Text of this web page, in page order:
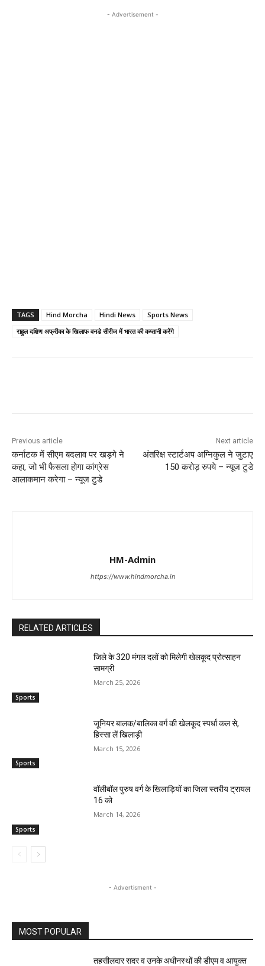
- Advertisement -
TAGS Hind Morcha Hindi News
Sports News
राहुल दक्षिण अफ्रीका के खिलाफ वनडे सीरीज में भारत की कप्तानी करेंगे
Previous article
कर्नाटक में सीएम बदलाव पर खड़गे ने
कहा, जो भी फैसला होगा कांग्रेस
आलाकमान करेगा – न्यूज टुडे
Next article
अंतरिक्ष स्टार्टअप अग्निकुल ने जुटाए
150 करोड़ रुपये – न्यूज टुडे
HM-Admin
https://www.hindmorcha.in
RELATED ARTICLES
Sports
जिले के 320 मंगल दलों को मिलेगी खेलकूद प्रोत्साहन
सामग्री
March 25, 2026
Sports
जूनियर बालक/बालिका वर्ग की खेलकूद स्पर्धा कल से,
हिस्सा लें खिलाड़ी
March 15, 2026
Sports
वॉलीबॉल पुरुष वर्ग के खिलाड़ियों का जिला स्तरीय ट्रायल
16 को
March 14, 2026
- Advertisment -
MOST POPULAR
तहसीलदार सदर व उनके अधीनस्थों की डीएम व आयुक्त